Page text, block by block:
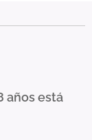
años está